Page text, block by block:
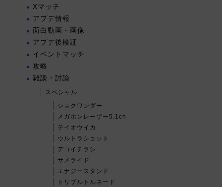
Xマッチ
アプデ情報
面白動画・画像
アプデ後検証
イベントマッチ
攻略
雑談・討論
スペシャル
ショクワンダー
メガホンレーザー5.1ch
テイオウイカ
ウルトラショット
デコイチラシ
サメライド
エナジースタンド
トリプルトルネード